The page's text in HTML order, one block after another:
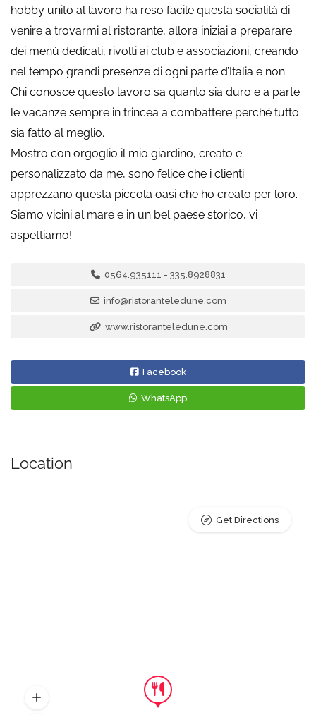
hobby unito al lavoro ha reso facile questa socialità di
venire a trovarmi al ristorante, allora iniziai a preparare
dei menù dedicati, rivolti ai club e associazioni, creando
nel tempo grandi presenze di ogni parte d’Italia e non.
Chi conosce questo lavoro sa quanto sia duro e a parte
le vacanze sempre in trincea a combattere perché tutto
sia fatto al meglio.
Mostro con orgoglio il mio giardino, creato e
personalizzato da me, sono felice che i clienti
apprezzano questa piccola oasi che ho creato per loro.
Siamo vicini al mare e in un bel paese storico, vi
aspettiamo!
0564.935111 - 335.8928831
info@ristoranteledune.com
www.ristoranteledune.com
Facebook
WhatsApp
Location
Get Directions